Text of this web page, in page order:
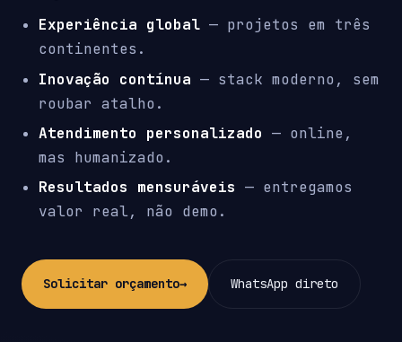
Experiência global — projetos em três
continentes.
Inovação contínua — stack moderno, sem
roubar atalho.
Atendimento personalizado — online,
mas humanizado.
Resultados mensuráveis — entregamos
valor real, não demo.
Solicitar orçamento→ WhatsApp direto